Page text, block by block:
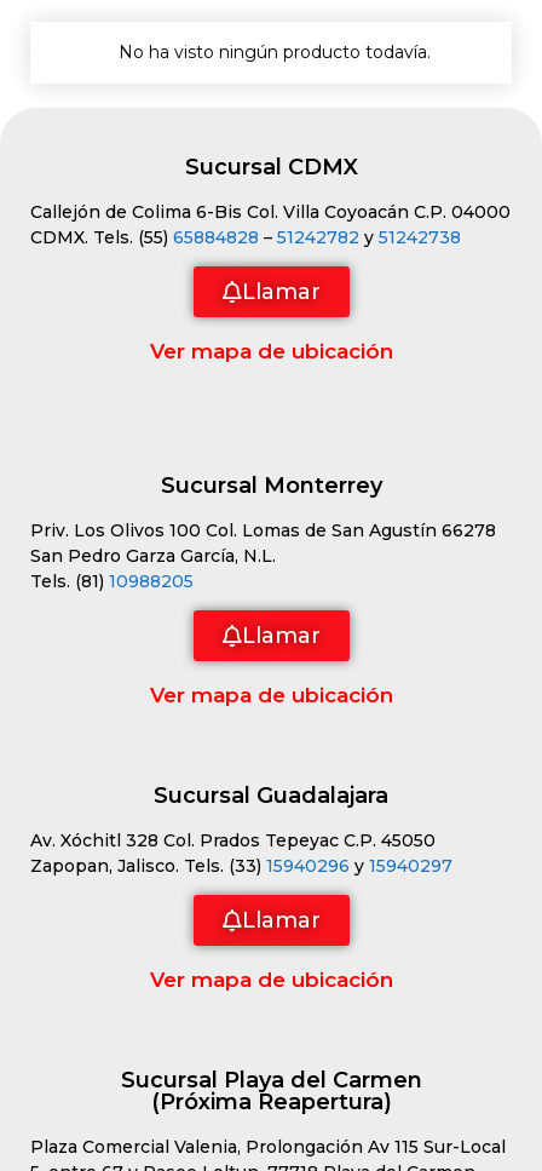
No ha visto ningún producto todavía.
Sucursal CDMX
Callejón de Colima 6-Bis Col. Villa Coyoacán C.P. 04000
CDMX. Tels. (55) 65884828 – 51242782 y 51242738
Llamar
Ver mapa de ubicación
Sucursal Monterrey
Priv. Los Olivos 100 Col. Lomas de San Agustín 66278
San Pedro Garza García, N.L.
Tels. (81) 10988205
Llamar
Ver mapa de ubicación
Sucursal Guadalajara
Av. Xóchitl 328 Col. Prados Tepeyac C.P. 45050
Zapopan, Jalisco. Tels. (33) 15940296 y 15940297
Llamar
Ver mapa de ubicación
Sucursal Playa del Carmen
(Próxima Reapertura)
Plaza Comercial Valenia, Prolongación Av 115 Sur-Local